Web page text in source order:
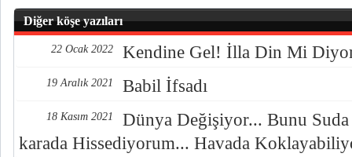
Diğer köşe yazıları
22 Ocak 2022 Kendine Gel! İlla Din Mi
19 Aralık 2021 Babil İfsadı
18 Kasım 2021
Dünya Değişiyor... Bunu
karada Hissediyorum... Havada